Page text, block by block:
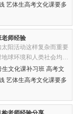
艺体生高考文化课要多
老师经验
阳活动这样复杂而重要
球环境和人类社会均有
习知识点。...
文化课补习班 高考文
艺体生高考文化课要多